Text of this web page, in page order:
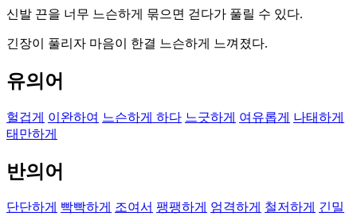
신발 끈을 너무 느슨하게 묶으면 걷다가 풀릴 수 있다.
긴장이 풀리자 마음이 한결 느슨하게 느껴졌다.
유의어
헐겁게 이완하여 느슨하게 하다 느긋하게 여유롭게 나태하게
태만하게
반의어
단단하게 빡빡하게 조여서 팽팽하게 엄격하게 철저하게 긴밀